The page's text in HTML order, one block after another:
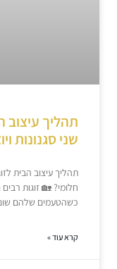
תהליך עיצוב
שני סגנונות
תהליך עיצוב הבית
חלומי? 🏡 זוגות
כשהטעמים שלהם
קרא עוד »